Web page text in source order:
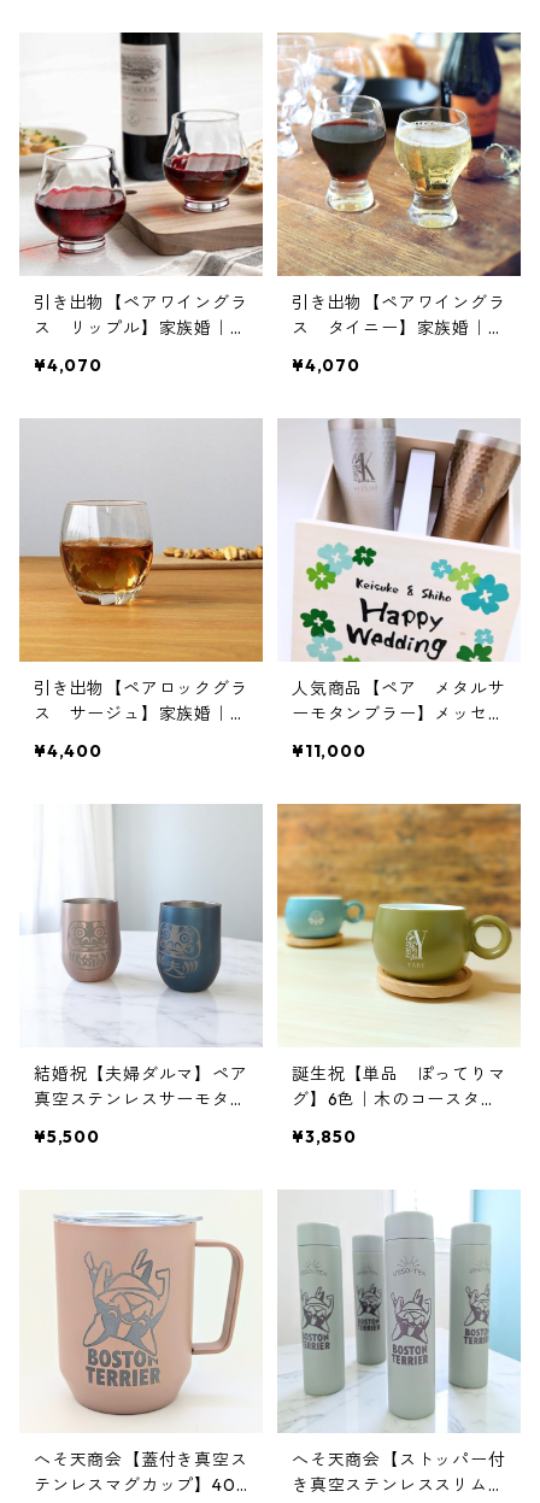
引き出物【ペアワイングラ
ス リップル】家族婚｜食
¥4,070
引き出物【ペアワイングラ
ス タイニー】家族婚｜食
¥4,070
引き出物【ペアロックグラ
ス サージュ】家族婚｜食
¥4,400
人気商品【ペア メタルサ
ーモタンブラー】メッセー
婚プレゼント
¥11,000
結婚祝【夫婦ダルマ】ペア
真空ステンレスサーモタン
¥5,500
誕生祝【単品 ぽってりマ
グ】6色｜木のコースター
¥3,850
へそ天商会【蓋付き真空ス
テンレスマグカップ】40
へそ天商会【ストッパー付
き真空ステンレススリムボ